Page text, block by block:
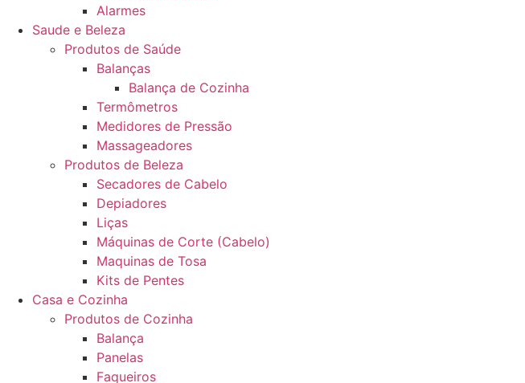
Alarmes
Saude e Beleza
Produtos de Saúde
Balanças
Balança de Cozinha
Termômetros
Medidores de Pressão
Massageadores
Produtos de Beleza
Secadores de Cabelo
Depiadores
Liças
Máquinas de Corte (Cabelo)
Maquinas de Tosa
Kits de Pentes
Casa e Cozinha
Produtos de Cozinha
Balança
Panelas
Faqueiros